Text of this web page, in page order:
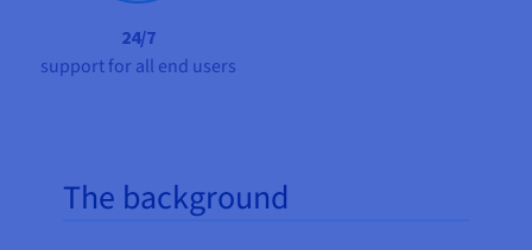
24/7
support for all end users
The background